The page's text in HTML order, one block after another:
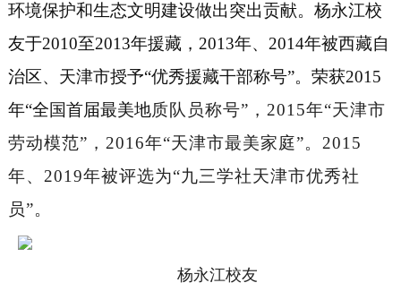
环境保护和生态文明建设做出突出贡献。 杨永江校
友于2010至2013年援藏，2013年、2014年被西藏自
治区、天津市授予“优秀援藏干部称号”。荣获2015
年“全国首届最美地质队员称号”，2015年“天津市
劳动模范”，2016年“天津市最美家庭”。2015
年、 2019年被评选为“九三学社天津市优秀社
员”。
杨永江校友